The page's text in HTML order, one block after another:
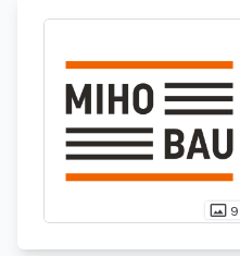
photo_size_select_actual 9